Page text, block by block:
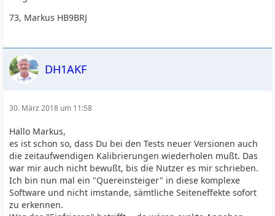
73, Markus HB9BRJ
DH1AKF
30. März 2018 um 11:58
Hallo Markus,
es ist schon so, dass Du bei den Tests neuer Versionen auch
die zeitaufwendigen Kalibrierungen wiederholen mußt. Das
war mir auch nicht bewußt, bis die Nutzer es mir schrieben.
Ich bin nun mal ein "Quereinsteiger" in diese komplexe
Software und nicht imstande, sämtliche Seiteneffekte sofort
zu erkennen.